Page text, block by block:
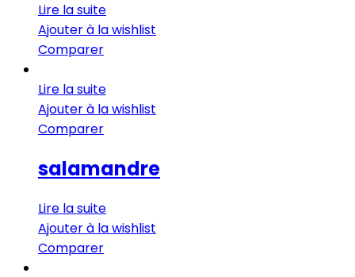
Lire la suite
Ajouter à la wishlist
Comparer
Lire la suite
Ajouter à la wishlist
Comparer
salamandre
Lire la suite
Ajouter à la wishlist
Comparer